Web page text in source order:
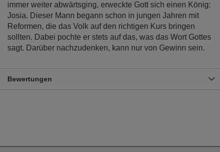
immer weiter abwärtsging, erweckte Gott sich einen König:
Josia. Dieser Mann begann schon in jungen Jahren mit
Reformen, die das Volk auf den richtigen Kurs bringen
sollten. Dabei pochte er stets auf das, was das Wort Gottes
sagt. Darüber nachzudenken, kann nur von Gewinn sein.
Bewertungen